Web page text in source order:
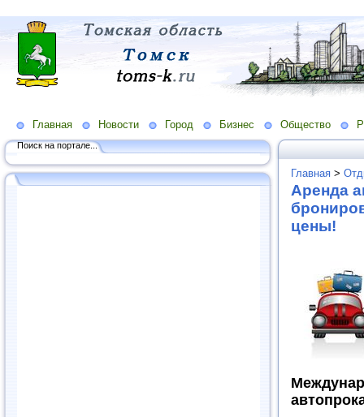
Главная Новости Город Бизнес Общество
Поиск на портале...
Главная >
Аренда
цены!